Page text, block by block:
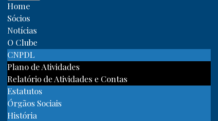
Home
Sócios
Notícias
O Clube
CNPDL
Plano de Atividades
Relatório de Atividades e Contas
Estatutos
Órgãos Sociais
História